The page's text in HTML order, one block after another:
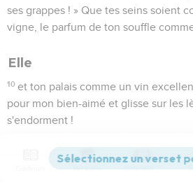
ses grappes ! » Que tes seins soient
vigne, le parfum de ton souffle
Elle
10 et ton palais comme un vin
pour mon bien-aimé et glisse sur les
s'endorment !
Versions Commentaires